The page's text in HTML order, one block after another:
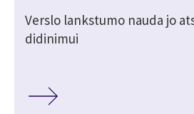
Verslo lankstumo nauda jo
didinimui